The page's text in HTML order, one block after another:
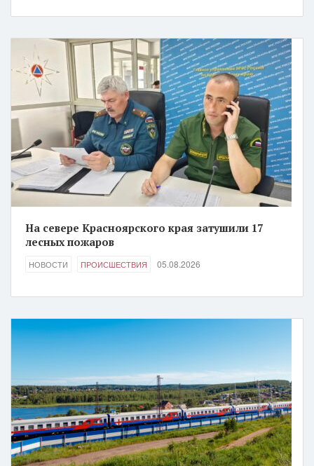
На севере Красноярского края затушили 17
лесных пожаров
НОВОСТИ ПРОИСШЕСТВИЯ 05.08.2026